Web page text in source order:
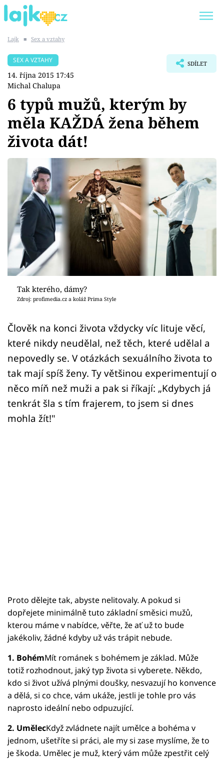
SHOPAHOLICADEL
Témata
Showbyznys
Youtubeři
Virály
Sex a vztahy
Videa
Sledujte prima+
Přihlášení
Sledujte nás
Lajk ■ Sex a vztahy
SEX A VZTAHY
14. října 2015 17:45
Michal Chalupa
SDÍLET
6 typů mužů, kterým by
měla KAŽDÁ žena během
života dát!
Tak kterého, dámy?
Zdroj: profimedia.cz a koláž Prima Style
Člověk na konci života vždycky víc lituje věcí,
které nikdy neudělal, než těch, které udělal a
nepovedly se. V otázkách sexuálního života to
tak mají spíš ženy. Ty většinou experimentují o
něco míň než muži a pak si říkají: „Kdybych já
tenkrát šla s tím frajerem, to jsem si dnes
mohla žít!"
Proto dělejte tak, abyste nelitovaly. A pokud si
dopřejete minimálně tuto základní směsici mužů,
kterou máme v nabídce, věřte, že ať už to bude
jakékoliv, žádné kdyby už vás trápit nebude.
1. BohémMít románek s bohémem je základ. Může
totiž rozhodnout, jaký typ života si vyberete. Někdo,
kdo si život užívá plnými doušky, nesvazují ho konvence
a dělá, si co chce, vám ukáže, jestli je tohle pro vás
naprosto ideální nebo odpuzující.
2. UmělecKdyž zvládnete najít umělce a bohéma v
jednom, ušetříte si práci, ale my si zase myslíme, že to
je škoda. Umělec je muž, který vám může zpestřit celý